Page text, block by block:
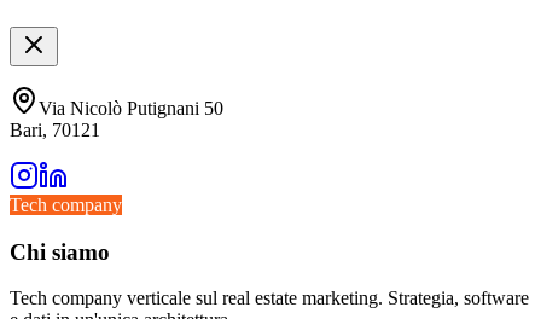
Via Nicolò Putignani 50
Bari, 70121
Tech company
Chi siamo
Tech company verticale sul real estate marketing. Strategia, software